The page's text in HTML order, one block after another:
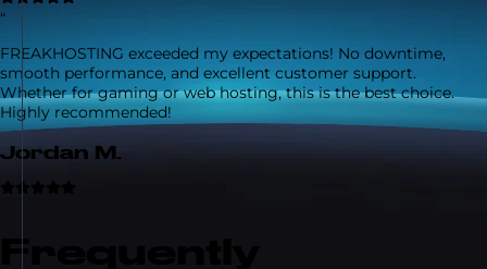
“
FREAKHOSTING exceeded my expectations! No downtime,
smooth performance, and excellent customer support.
Whether for gaming or web hosting, this is the best choice.
Highly recommended!
Jordan M.